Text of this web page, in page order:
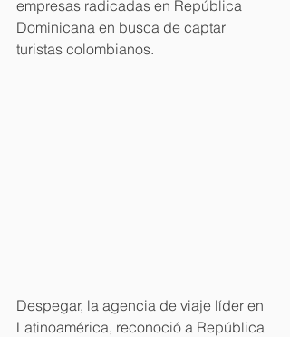
empresas radicadas en República
Dominicana en busca de captar
turistas colombianos.
Despegar, la agencia de viaje líder en
Latinoamérica, reconoció a República